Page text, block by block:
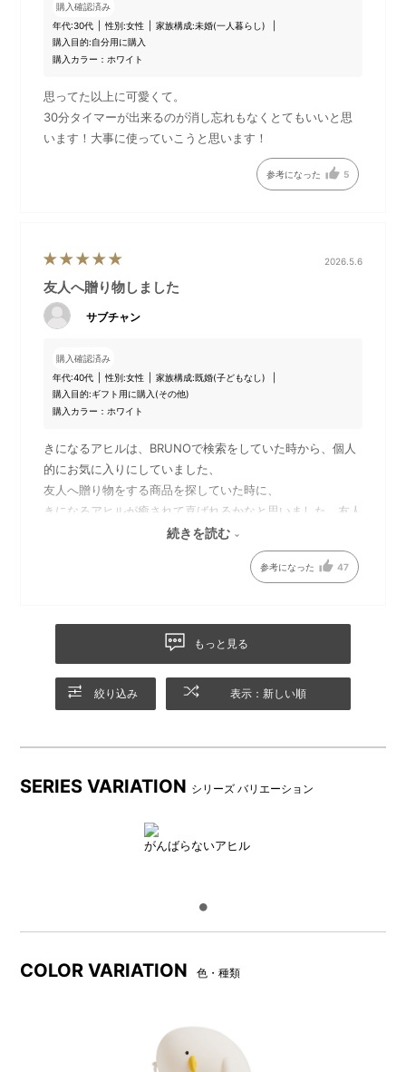
ガラス越しのアヒル。
見ているだけで肩の力が抜け
ていきます。
ン。
●ライトの明るさは3段階
購入確認済み
年代:30代 性別:女性 家族構成:未婚(一人暮らし)
購入目的:自分用に購入
購入カラー：ホワイト
思ってた以上に可愛くて。
30分タイマーが出来るのが消し忘れもなくとてもいいと思
います！大事に使っていこうと思います！
参考になった 5
2026.5.6
友人へ贈り物しました
サブチャン
購入確認済み
年代:40代 性別:女性 家族構成:既婚(子どもなし)
購入目的:ギフト用に購入(その他)
購入カラー：ホワイト
きになるアヒルは、BRUNOで検索をしていた時から、個人
的にお気に入りにしていました、
友人へ贈り物をする商品を探していた時に、
きになるアヒルが癒されて喜ばれるかなと思いました、友人
からも、可愛くて癒されるとありました、贈って良かったで
続きを読む
参考になった 47
もっと見る
絞り込み 表示：新しい順
SERIES VARIATION シリーズ バリエーション
がんばらないアヒル
COLOR VARIATION 色・種類